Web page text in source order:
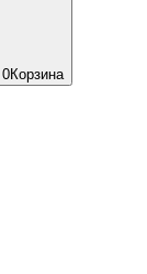
0Корзина